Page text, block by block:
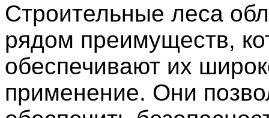
Строительные леса
рядом преимуществ,
обеспечивают их
применение. Они